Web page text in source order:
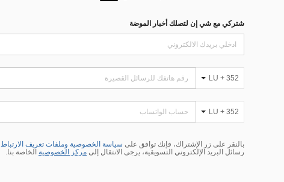
شتركي مع شي إن لتصلك أخبار الموضة
LU + 352
LU + 352
بالنقر على زر الإشتراك، فإنك توافق على سياسة الخصوصية وملفات تعريف الارتباط
رسائل البريد الإلكتروني التسويقية، يرجى الانتقال إلى مركز الخصوصية الخاصة بنا.